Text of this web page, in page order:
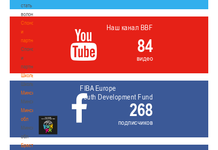
стать
волонтером
Спонсоры
и
партнеры
Спонсоры
и
партнеры
Школы
Школы
Минск
Минск
Минская
обл
Минская
обл
Брестская
Наш канал BBF
84
видео
FIBA Europe
Youth Development Fund
268
подписчиков